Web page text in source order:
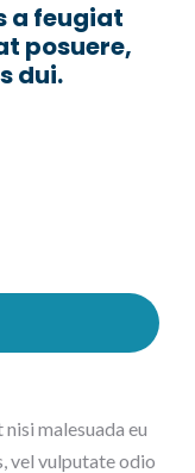
a feugiat
posuere,
dui.
malesuada eu
vel vulputate odio